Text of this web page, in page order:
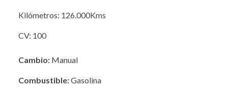
Kilómetros: 126.000Kms
CV: 100
Cambio: Manual
Combustible:Gasolina